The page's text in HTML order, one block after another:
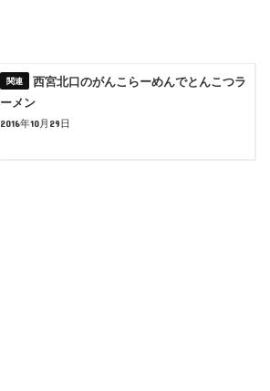
西宮北口のがんこらーめんでとんこつラ
ーメン
2016年10月29日